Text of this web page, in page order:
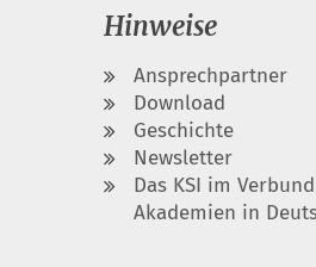
Hinweise
Ansprechpartner
Download
Geschichte
Newsletter
Das KSI im
Akademien in